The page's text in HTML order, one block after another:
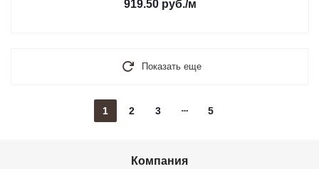
919.50 руб./м
Показать еще
1 2 3 5
Компания